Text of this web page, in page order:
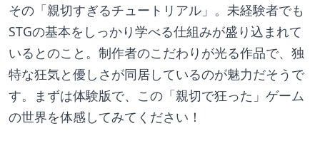
その「親切すぎるチュートリアル」。未経験者でも
STGの基本をしっかり学べる仕組みが盛り込まれて
いるとのこと。制作者のこだわりが光る作品で、独
特な狂気と優しさが同居しているのが魅力だそうで
す。まずは体験版で、この「親切で狂った」ゲーム
の世界を体感してみてください！